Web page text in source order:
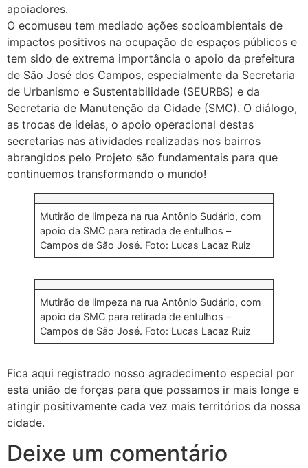
apoiadores.
O ecomuseu tem mediado ações socioambientais de
impactos positivos na ocupação de espaços públicos e
tem sido de extrema importância o apoio da prefeitura
de São José dos Campos, especialmente da Secretaria
de Urbanismo e Sustentabilidade (SEURBS) e da
Secretaria de Manutenção da Cidade (SMC). O diálogo,
as trocas de ideias, o apoio operacional destas
secretarias nas atividades realizadas nos bairros
abrangidos pelo Projeto são fundamentais para que
continuemos transformando o mundo!
Mutirão de limpeza na rua Antônio Sudário, com
apoio da SMC para retirada de entulhos –
Campos de São José. Foto: Lucas Lacaz Ruiz
Mutirão de limpeza na rua Antônio Sudário, com
apoio da SMC para retirada de entulhos –
Campos de São José. Foto: Lucas Lacaz Ruiz
Fica aqui registrado nosso agradecimento especial por
esta união de forças para que possamos ir mais longe e
atingir positivamente cada vez mais territórios da nossa
cidade.
Deixe um comentário